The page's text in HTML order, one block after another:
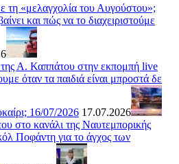
τη «μελαγχολία του Αυγούστου»;
και πώς να το διαχειριστούμε
Α. Καππάτου στην εκπομπή live
όταν τα παιδιά είναι μπροστά δε
16/07/2026 17.07.2026
στο κανάλι της Ναυτεμπορικής
Ποφάντη για το άγχος των